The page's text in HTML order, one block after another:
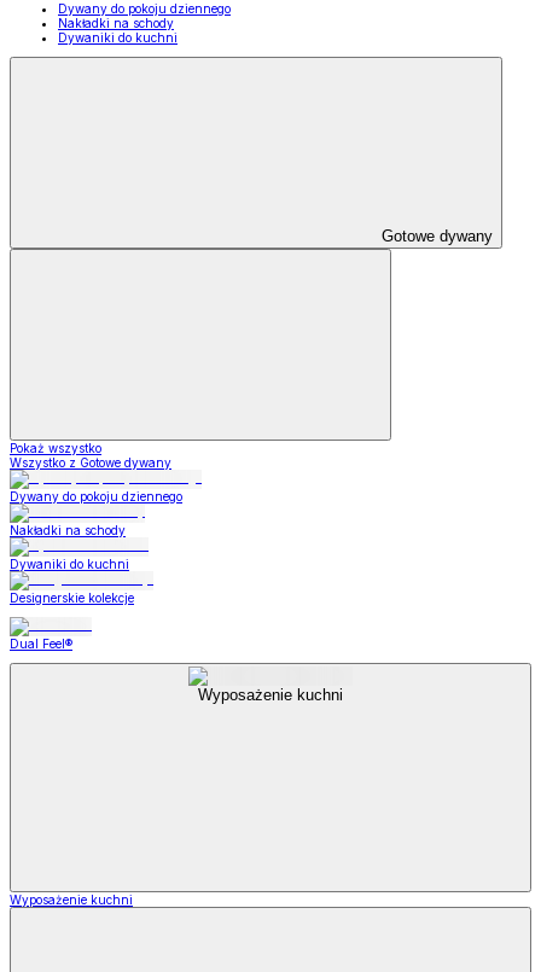
Dywany do pokoju dziennego
Nakładki na schody
Dywaniki do kuchni
Gotowe dywany
Pokaż wszystko
Wszystko z Gotowe dywany
Dywany do pokoju dziennego
Nakładki na schody
Dywaniki do kuchni
Designerskie kolekcje
Dual Feel®
Wyposażenie kuchni
Wyposażenie kuchni